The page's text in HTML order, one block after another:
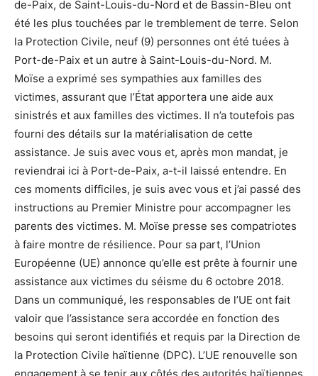
de-Paix, de Saint-Louis-du-Nord et de Bassin-Bleu ont
été les plus touchées par le tremblement de terre. Selon
la Protection Civile, neuf (9) personnes ont été tuées à
Port-de-Paix et un autre à Saint-Louis-du-Nord. M.
Moïse a exprimé ses sympathies aux familles des
victimes, assurant que l’État apportera une aide aux
sinistrés et aux familles des victimes. Il n’a toutefois pas
fourni des détails sur la matérialisation de cette
assistance. Je suis avec vous et, après mon mandat, je
reviendrai ici à Port-de-Paix, a-t-il laissé entendre. En
ces moments difficiles, je suis avec vous et j’ai passé des
instructions au Premier Ministre pour accompagner les
parents des victimes. M. Moïse presse ses compatriotes
à faire montre de résilience. Pour sa part, l’Union
Européenne (UE) annonce qu’elle est prête à fournir une
assistance aux victimes du séisme du 6 octobre 2018.
Dans un communiqué, les responsables de l’UE ont fait
valoir que l’assistance sera accordée en fonction des
besoins qui seront identifiés et requis par la Direction de
la Protection Civile haïtienne (DPC). L’UE renouvelle son